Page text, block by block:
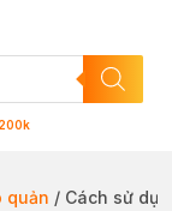
quản / Cách sử